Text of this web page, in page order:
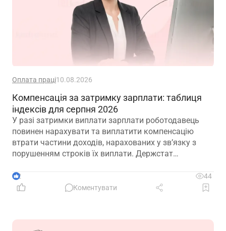
Оплата праці10.08.2026
Компенсація за затримку зарплати: таблиця
індексів для серпня 2026
У разі затримки виплати зарплати роботодавець
повинен нарахувати та виплатити компенсацію
втрати частини доходів, нарахованих у зв’язку з
порушенням строків їх виплати. Держстат
складає 100,3%. З огляду на нього ми розрахували
для вас показники для обчислення суми
2
44
Коментувати